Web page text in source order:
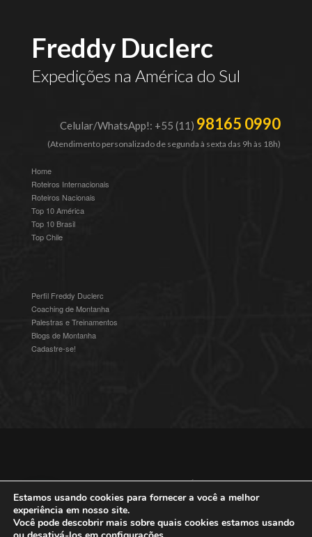
Freddy Duclerc
Expedições na América do Sul
Celular/WhatsApp!: +55 (11) 98165 0990
(Atendimento personalizado de segunda à sexta das 9h às 18h)
Home
Roteiros Internacionais
Roteiros Nacionais
Top 10 América
Top 10 Brasil
Top Chile
Perfil Freddy Duclerc
Coaching de Montanha
Palestras e Treinamentos
Blogs de Montanha
Cadastre-se!
© 2016-2025 Freddy Duclerc - Expedições na Ámerica do Sul.
Devenvolvido porStudioz4 | Política de Privacidade
Estamos usando cookies para fornecer a você a melhor
experiência em nosso site.
Você pode descobrir mais sobre quais cookies estamos usando